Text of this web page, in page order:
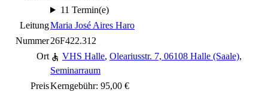
11 Termin(e)
LeitungMaria José Aires Haro
Nummer26F422.312
Ort
VHS Halle, Oleariusstr. 7, 06108 Halle (Saale),
Seminarraum
PreisKerngebühr: 95,00 €